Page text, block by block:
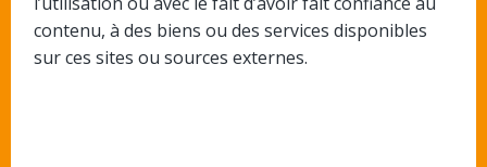
contenu, à des biens ou des services disponibles
sur ces sites ou sources externes.